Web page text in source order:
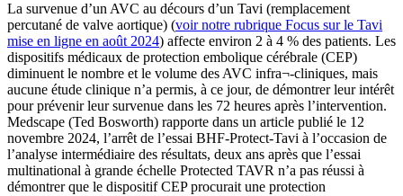
La survenue d’un AVC au décours d’un Tavi (remplacement
percutané de valve aortique) (voir notre rubrique Focus sur le Tavi
mise en ligne en août 2024) affecte environ 2 à 4 % des patients. Les
dispositifs médicaux de protection embolique cérébrale (CEP)
diminuent le nombre et le volume des AVC infra¬-cliniques, mais
aucune étude clinique n’a permis, à ce jour, de démontrer leur intérêt
pour prévenir leur survenue dans les 72 heures après l’intervention.
Medscape (Ted Bosworth) rapporte dans un article publié le 12
novembre 2024, l’arrêt de l’essai BHF-Protect-Tavi à l’occasion de
l’analyse intermédiaire des résultats, deux ans après que l’essai
multinational à grande échelle Protected TAVR n’a pas réussi à
démontrer que le dispositif CEP procurait une protection